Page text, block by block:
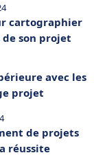
cartographier
son projet
avec les
projet
de projets
réussite